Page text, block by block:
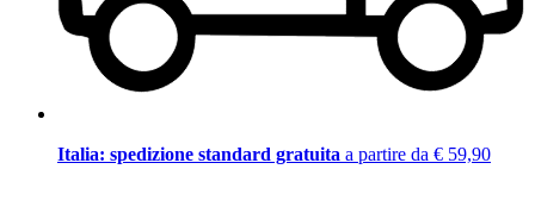
Italia: spedizione standard gratuita a partire da € 59,90